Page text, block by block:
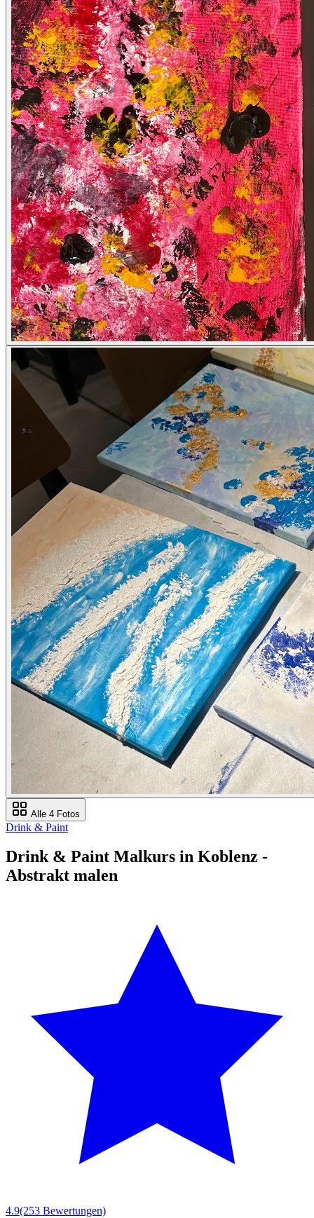
Alle 4 Fotos
Drink & Paint
Drink & Paint Malkurs in Koblenz -
Abstrakt malen
4.9(253 Bewertungen)